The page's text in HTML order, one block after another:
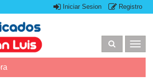
Iniciar Sesion Registro